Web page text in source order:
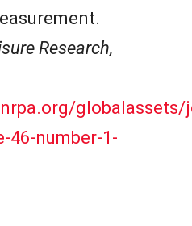
Research,
46-number-1-